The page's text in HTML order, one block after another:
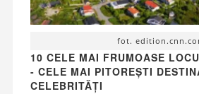
fot.
10 CELE MAI FRUMOASE
- CELE MAI PITOREȘTI
CELEBRITĂȚI